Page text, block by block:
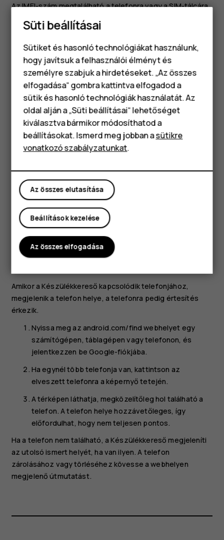
Okostelefonok
Klasszikus telefonok
Tartozékok
Táblagépek
Az IMEI-szám megtalálható a telefonra vagy a SIM-tálcára
nyomtatva (a telefonmodelltől függően). Ha a telefonja
levehető hátlappal rendelkezik, akkor az IMEI-szám a
hátlap alatt található.
Az IMEI a termék eredeti dobozán is látható.
A telefon megkeresése és feloldása
Ha elveszíti telefonját, akkor megkeresheti, zárolhatja
vagy törölheti, ha bejelentkezett egy Google-fiókba. A
Készülékkereső alapértelmezés szerint be van kapcsolva
a Google-fiókkal társított telefonokon.
A Készülékkereső használatához az elveszett telefonra
Bekapcsolva
Bejelentkezett egy Google Fiókba
Csatlakozva mobil adatkapcsolathoz vagy Wi-Fi-hez
Látható a Google Playen
Helymeghatározás bekapcsolva
Amikor a Készülékkereső kapcsolódik telefonjához,
megjelenik a telefon helye, a telefonra pedig értesítés
érkezik.
Nyissa meg az android.com/find webhelyet egy
számítógépen, táblagépen vagy telefonon, és
jelentkezzen be Google-fiókjába.
Ha egynél több telefonja van, kattintson az
elveszett telefonra a képernyő tetején.
A térképen láthatja, megközelítőleg hol található a
telefon. A telefon helye hozzávetőleges, így
előfordulhat, hogy nem teljesen pontos.
Ha a telefon nem található, a Készülékkereső megjeleníti
az utolsó ismert helyét, ha van ilyen. A telefon
zárolásához vagy törléséhez kövesse a webhelyen
megjelenő útmutatást.
Süti beállításai
Sütiket és hasonló technológiákat használunk,
hogy javítsuk a felhasználói élményt és
személyre szabjuk a hirdetéseket. „Az összes
elfogadása“ gombra kattintva elfogadod a
sütik és hasonló technológiák használatát. Az
oldal alján a „Süti beállításai“ lehetőséget
kiválasztva bármikor módosíthatod a
beállításokat. Ismerd meg jobban asütikre
vonatkozó szabályzatunkat.
Az összes elutasítása
Beállítások kezelése
Az összes elfogadása